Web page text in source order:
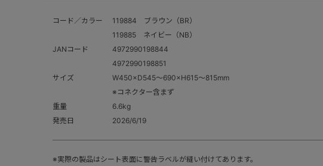
コード／カラー
119884 ブラウン（BR）
119885 ネイビー（NB）
JANコード
4972990198844
4972990198851
サイズ
W450×D545～690×H615～815mm
※コネクター含まず
重量
6.6kg
発売日
2026/6/19
※実際の製品はシート表面に警告ラベルが縫い付けてあります。